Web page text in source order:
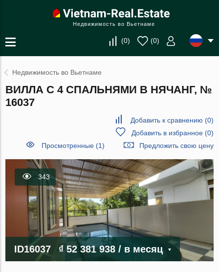
Недвижимость во Вьетнаме
(0) (0)
Недвижимость во Вьетнаме
ВИЛЛА С 4 СПАЛЬНЯМИ В НЯЧАНГ, №
16037
Добавить к сравнению (0)
Добавить в избранное(0)
Просмотренные (1)
Предложить свою цену
343
ID16037 ₫ 52 381 938/ в месяц